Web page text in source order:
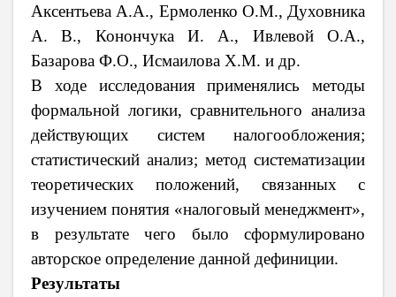
Аксентьева А.А., Ермоленко О.М., Духовника
А. В., Конончука И. А., Ивлевой О.А.,
Базарова Ф.О., Исмаилова Х.М. и др.
В ходе исследования применялись методы
формальной логики, сравнительного анализа
действующих систем налогообложения;
статистический анализ; метод систематизации
теоретических положений, связанных с
изучением понятия «налоговый менеджмент»,
в результате чего было сформулировано
авторское определение данной дефиниции.
Результаты